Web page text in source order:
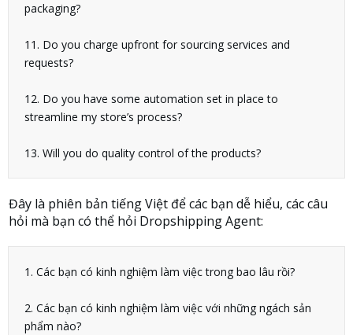
packaging?
11. Do you charge upfront for sourcing services and
requests?
12. Do you have some automation set in place to
streamline my store’s process?
13. Will you do quality control of the products?
Đây là phiên bản tiếng Việt để các bạn dễ hiểu, các câu
hỏi mà bạn có thể hỏi Dropshipping Agent:
1. Các bạn có kinh nghiệm làm việc trong bao lâu rồi?
2. Các bạn có kinh nghiệm làm việc với những ngách sản
phẩm nào?